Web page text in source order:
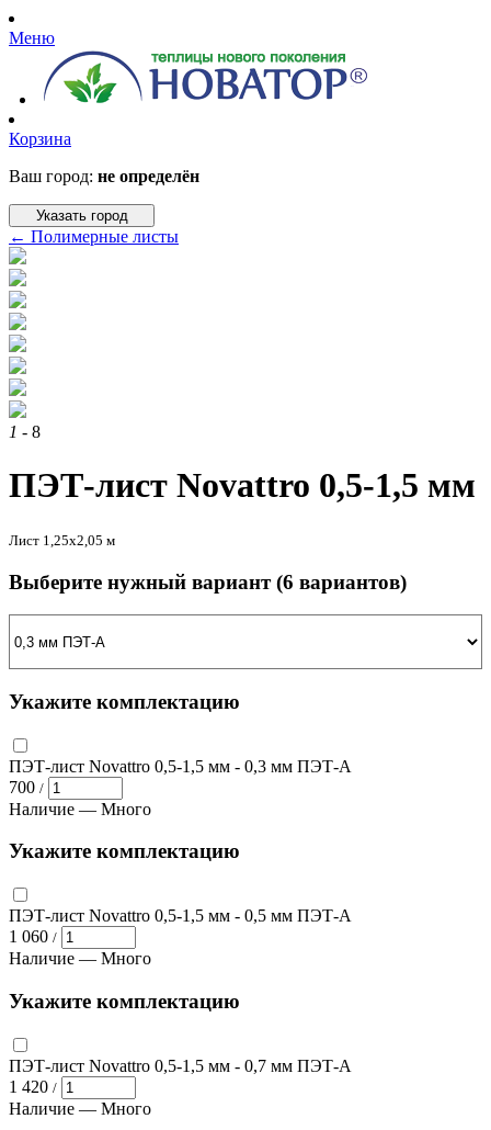
Меню
Корзина
Ваш город: не определён
Указать город
← Полимерные листы
1 - 8
ПЭТ-лист Novattro 0,5-1,5 мм
Лист 1,25х2,05 м
Выберите нужный вариант(6 вариантов)
Укажите комплектацию
ПЭТ-лист Novattro 0,5-1,5 мм - 0,3 мм ПЭТ-А
700 /
Наличие — Много
Укажите комплектацию
ПЭТ-лист Novattro 0,5-1,5 мм - 0,5 мм ПЭТ-А
1 060 /
Наличие — Много
Укажите комплектацию
ПЭТ-лист Novattro 0,5-1,5 мм - 0,7 мм ПЭТ-А
1 420 /
Наличие — Много